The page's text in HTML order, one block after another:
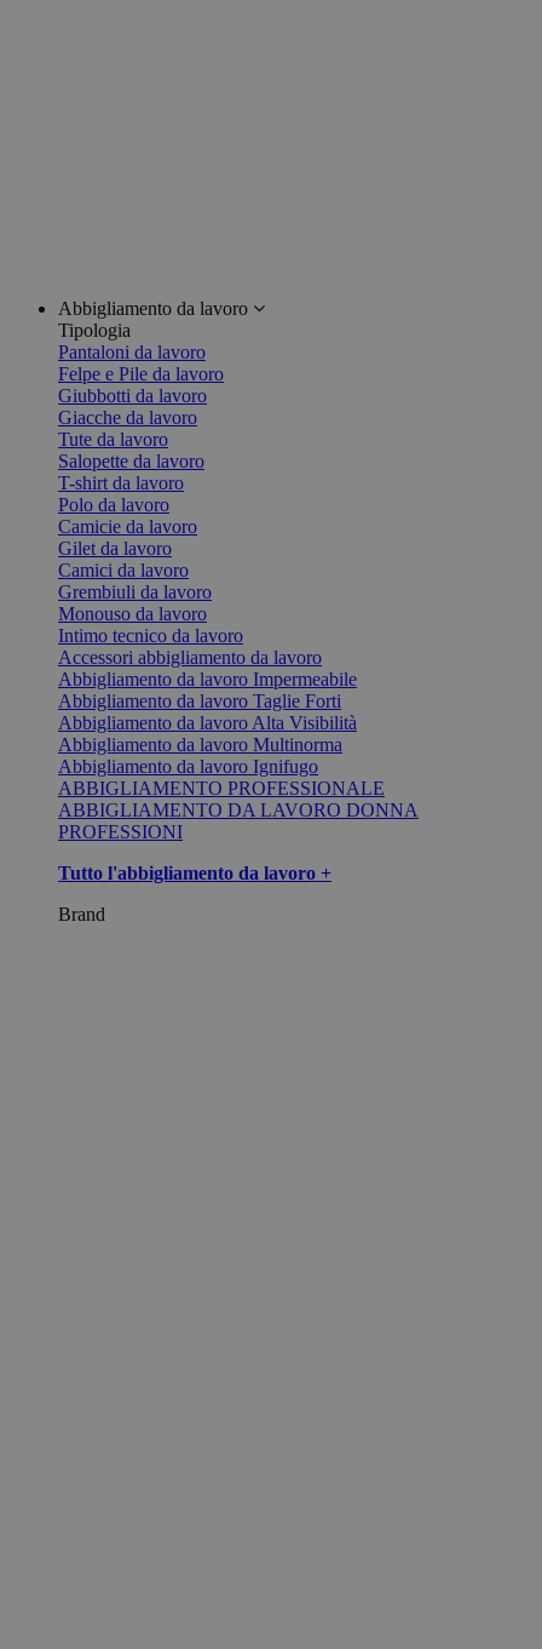
Abbigliamento da lavoro
Tipologia
Pantaloni da lavoro
Felpe e Pile da lavoro
Giubbotti da lavoro
Giacche da lavoro
Tute da lavoro
Salopette da lavoro
T-shirt da lavoro
Polo da lavoro
Camicie da lavoro
Gilet da lavoro
Camici da lavoro
Grembiuli da lavoro
Monouso da lavoro
Intimo tecnico da lavoro
Accessori abbigliamento da lavoro
Abbigliamento da lavoro Impermeabile
Abbigliamento da lavoro Taglie Forti
Abbigliamento da lavoro Alta Visibilità
Abbigliamento da lavoro Multinorma
Abbigliamento da lavoro Ignifugo
ABBIGLIAMENTO PROFESSIONALE
ABBIGLIAMENTO DA LAVORO DONNA
PROFESSIONI
Tutto l'abbigliamento da lavoro +
Brand